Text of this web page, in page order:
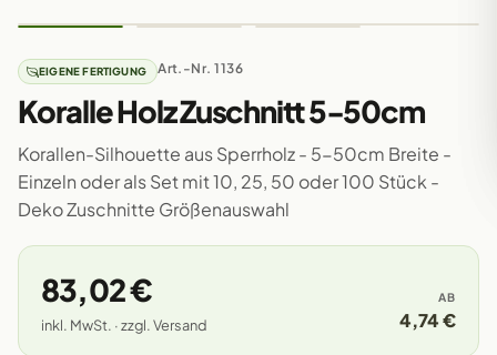
EIGENE FERTIGUNG Art.-Nr. 1136
Koralle Holz Zuschnitt 5-50cm
Korallen-Silhouette aus Sperrholz - 5-50cm Breite -
Einzeln oder als Set mit 10, 25, 50 oder 100 Stück -
Deko Zuschnitte Größenauswahl
83,02 €
inkl. MwSt. · zzgl. Versand
AB
4,74 €